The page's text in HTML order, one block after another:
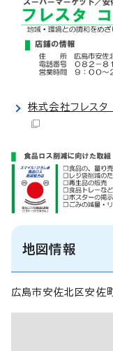
株式会社フレスタ
地図情報
広島市安佐北区安